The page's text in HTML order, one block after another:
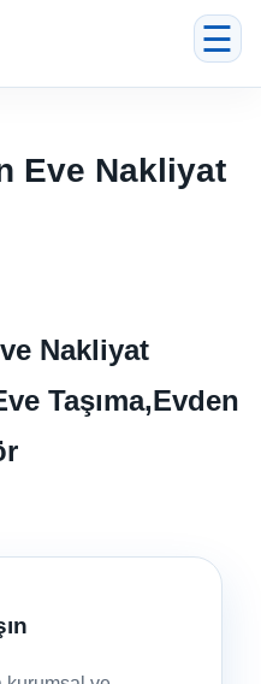
☰
Eve Nakliyat
Nakliyat
Taşıma,Evden